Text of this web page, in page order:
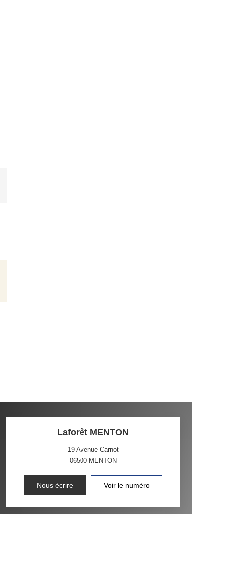
Laforêt MENTON
19 Avenue Carnot
06500 MENTON
Nous écrire Voir le numéro